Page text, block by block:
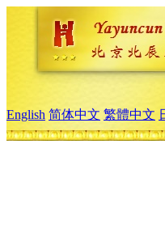
English 简体中文 繁體中文